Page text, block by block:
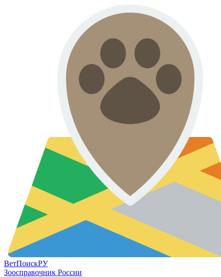
ВетПоискРУ
Зоосправочник России